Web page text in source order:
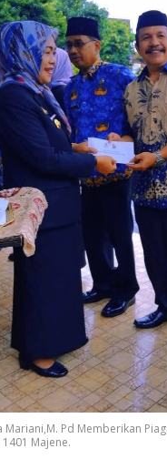
Pd Memberikan
Majene.